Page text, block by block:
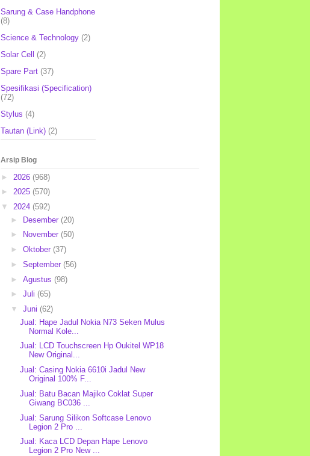
Sarung & Case Handphone
(8)
Science & Technology (2)
Solar Cell (2)
Spare Part (37)
Spesifikasi (Specification)
(72)
Stylus (4)
Tautan (Link) (2)
Arsip Blog
► 2026 (968)
► 2025 (570)
▼ 2024 (592)
► Desember (20)
►
November (50)
► Oktober (37)
► September (56)
► Agustus (98)
► Juli (65)
▼ Juni (62)
Jual: Hape Jadul Nokia N73 Seken Mulus
Normal Kole...
Jual: LCD Touchscreen Hp Oukitel WP18
New Original...
Jual: Casing Nokia 6610i Jadul New
Original 100% F...
Jual: Batu Bacan Majiko Coklat Super
Giwang BC036 ...
Jual: Sarung Silikon Softcase Lenovo
Legion 2 Pro ...
Jual: Kaca LCD Depan Hape Lenovo
Legion 2 Pro New ...